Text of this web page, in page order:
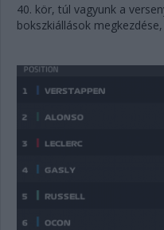
40. kör, túl vagyunk a
bokszkiállások